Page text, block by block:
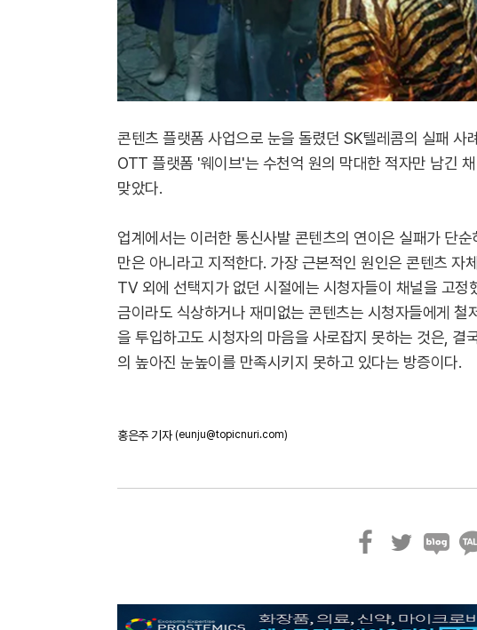
콘텐츠 플랫폼 사업으로 눈을 돌렸던 SK텔레콤의 실패 사
OTT 플랫폼 '웨이브'는 수천억 원의 막대한 적자만 남긴
맞았다.
업계에서는 이러한 통신사발 콘텐츠의 연이은 실패가 단
만은 아니라고 지적한다. 가장 근본적인 원인은 콘텐츠 자
TV 외에 선택지가 없던 시절에는 시청자들이 채널을 고정
금이라도 식상하거나 재미없는 콘텐츠는 시청자들에게 철
을 투입하고도 시청자의 마음을 사로잡지 못하는 것은, 결
의 높아진 눈높이를 만족시키지 못하고 있다는 방증이다.
홍은주 기자 (eunju@topicnuri.com)
북
톡